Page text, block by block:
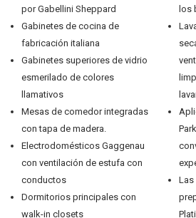
por Gabellini Sheppard
Gabinetes de cocina de
fabricación italiana
Gabinetes superiores de vidrio
esmerilado de colores
llamativos
Mesas de comedor integradas
con tapa de madera.
Electrodomésticos Gaggenau
con ventilación de estufa con
conductos
Dormitorios principales con
walk-in closets
los
Las